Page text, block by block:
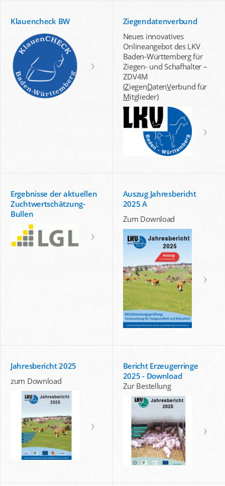
Klauencheck BW
Ziegendatenverbund
Neues innovatives
Onlineangebot des LKV
Baden-Württemberg für
Ziegen- und Schafhalter –
ZDV4M
(ZiegenDatenVerbund für
Mitglieder)
Ergebnisse der aktuellen
Zuchtwertschätzung-
Bullen
Auszug Jahresbericht
2025 A
Zum Download
Jahresbericht 2025
zum Download
Bericht Erzeugerringe
2025 - Download
Zur Bestellung